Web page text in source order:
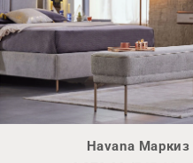
Havana Маркиз